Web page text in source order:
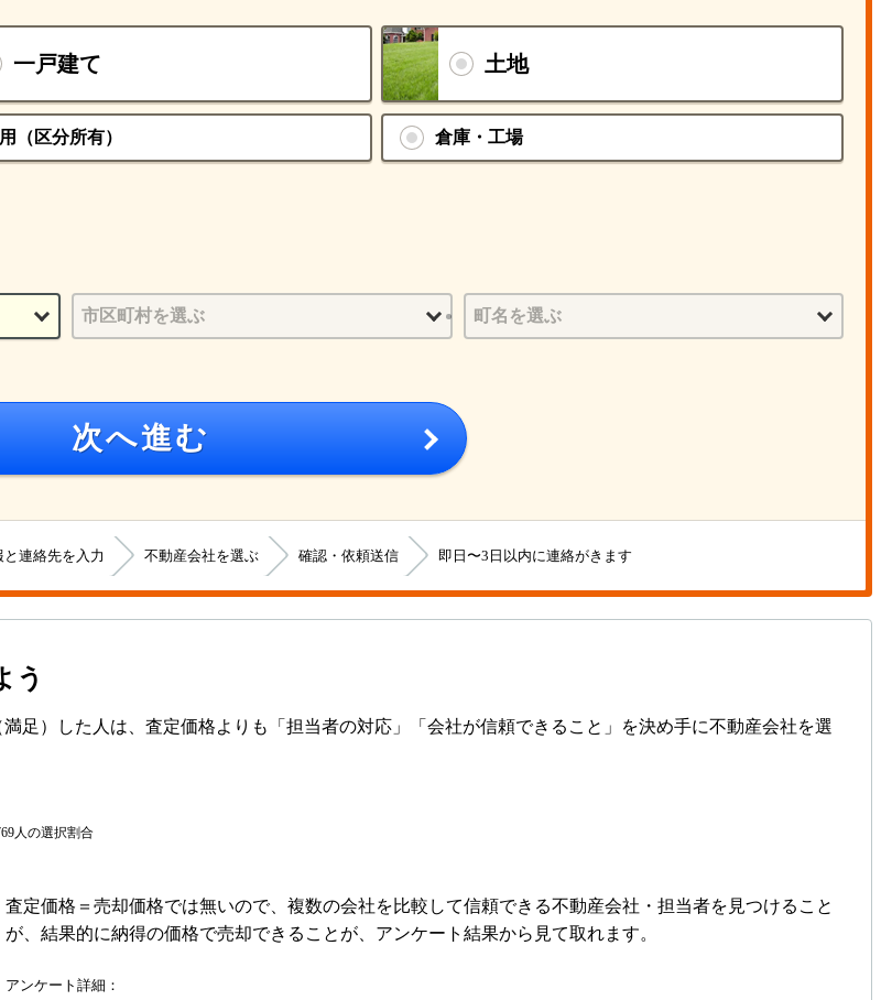
一戸建て 土地
（区分所有） 倉庫・工場
次へ進む
と連絡先を入力 不動産会社を選ぶ 確認・依頼送信 即日〜3日以内に連絡がきます
う
足）した人は、査定価格よりも「担当者の対応」「会社が信頼できること」を決め手に不動産会社を選
人の選択割合
査定価格＝売却価格では無いので、複数の会社を比較して信頼できる不動産会社・担当者を見つけること
が、結果的に納得の価格で売却できることが、アンケート結果から見て取れます。
アンケート詳細：